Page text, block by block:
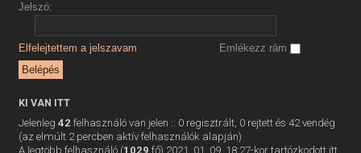
Jelszó:
Elfelejtettem a jelszavam Emlékezz rám
KI VAN ITT
Jelenleg 42 felhasználó van jelen :: 0 regisztrált, 0 rejtett és 42 vendég
(az elmúlt 2 percben aktív felhasználók alapján)
A legtöbb felhasználó (1029 fő) 2021. 01. 09. 18:27-kor tartózkodott itt.